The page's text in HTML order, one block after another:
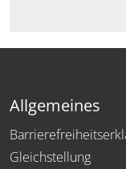
Allgemeines
Gleichstellung